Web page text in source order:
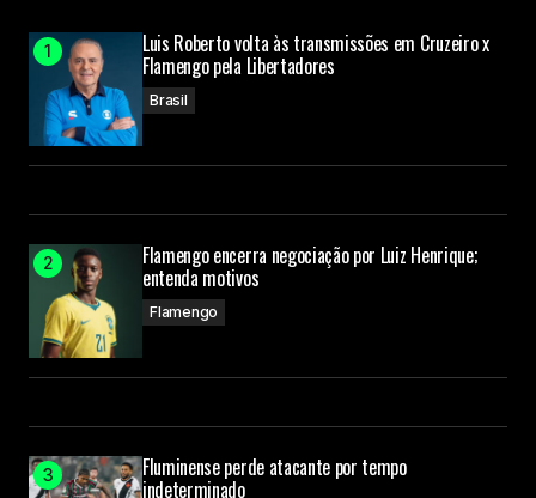
Luis Roberto volta às transmissões em Cruzeiro x
Flamengo pela Libertadores
Brasil
Flamengo encerra negociação por Luiz Henrique;
entenda motivos
Flamengo
Fluminense perde atacante por tempo
indeterminado